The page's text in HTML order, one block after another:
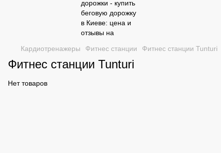
Кардиотренажеры Фитнес станции Фитнес станции Tunturi
Фитнес станции Tunturi
Нет товаров